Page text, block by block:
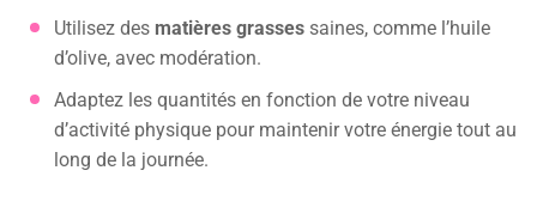
Utilisez des matières grasses saines, comme l’huile
d’olive, avec modération.
Adaptez les quantités en fonction de votre niveau
d’activité physique pour maintenir votre énergie tout au
long de la journée.